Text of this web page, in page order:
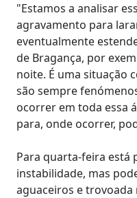
"Estamos a analisar
agravamento para
eventualmente
de Bragança, por
noite. É uma situação
são sempre
ocorrer em toda essa
para, onde ocorrer,
Para quarta-feira está
instabilidade, mas
aguaceiros e